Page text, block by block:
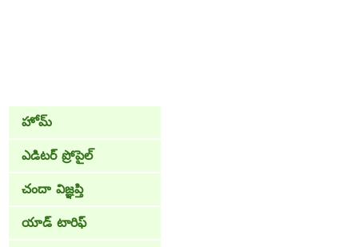
హోమ్
ఎడిటర్ ప్రోపైల్
చందా విజ్ఞప్తి
యాడ్ టారిఫ్